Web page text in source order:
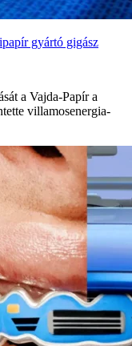
gyártó gigász
a Vajda-Papír a
villamosenergia-